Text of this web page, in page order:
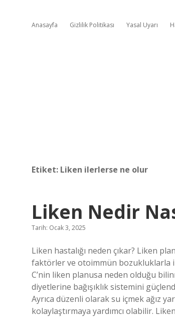
Anasayfa Gizlilik Politikası Yasal Uyarı
Etiket: Liken ilerlerse ne olur
Liken Nedir
Tarih: Ocak 3, 2025
Liken hastalığı neden çıkar? Liken
faktörler ve otoimmün bozukluklarla
C’nin liken planusa neden olduğu
diyetlerine bağışıklık sistemini
Ayrıca düzenli olarak su içmek ağız
kolaylaştırmaya yardımcı olabilir.